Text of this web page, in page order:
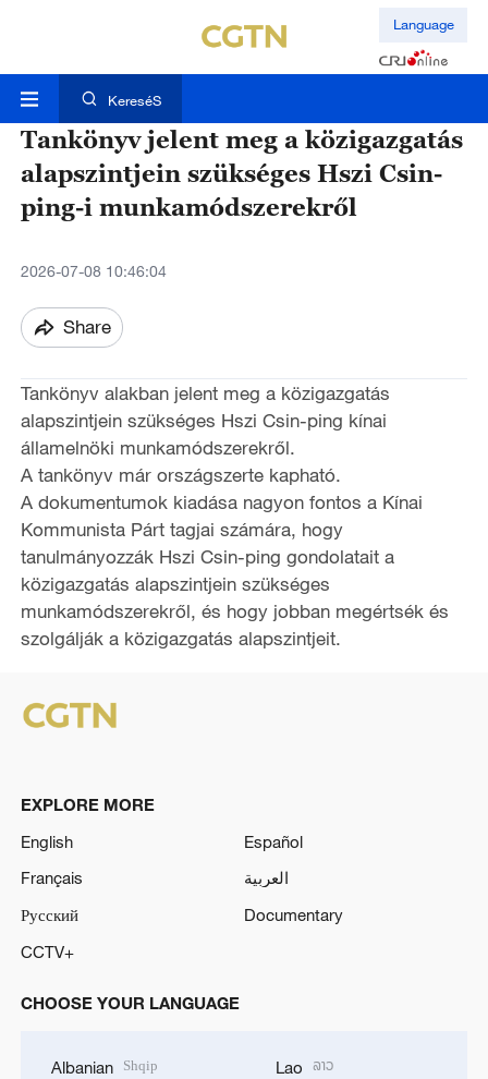
Language
KereséS
Tankönyv jelent meg a közigazgatás
alapszintjein szükséges Hszi Csin-
ping-i munkamódszerekről
2026-07-08 10:46:04
Share
Tankönyv alakban jelent meg a közigazgatás
alapszintjein szükséges Hszi Csin-ping kínai
államelnöki munkamódszerekről.
A tankönyv már országszerte kapható.
A dokumentumok kiadása nagyon fontos a Kínai
Kommunista Párt tagjai számára, hogy
tanulmányozzák Hszi Csin-ping gondolatait a
közigazgatás alapszintjein szükséges
munkamódszerekről, és hogy jobban megértsék és
szolgálják a közigazgatás alapszintjeit.
EXPLORE MORE
English
Español
Français
العربية
Русский
Documentary
CCTV+
CHOOSE YOUR LANGUAGE
Albanian Shqip Lao ລາວ